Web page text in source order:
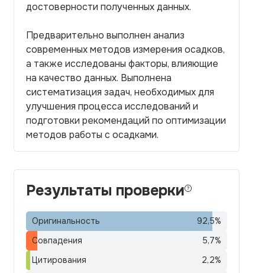
достоверности полученных данных.
Предварительно выполнен анализ
современных методов измерения осадков,
а также исследованы факторы, влияющие
на качество данных. Выполнена
систематизация задач, необходимых для
улучшения процесса исследований и
подготовки рекомендаций по оптимизации
методов работы с осадками.
Результаты проверки
Оригинальность 92,5%
Совпадения
5,7%
Цитирования
2,2%